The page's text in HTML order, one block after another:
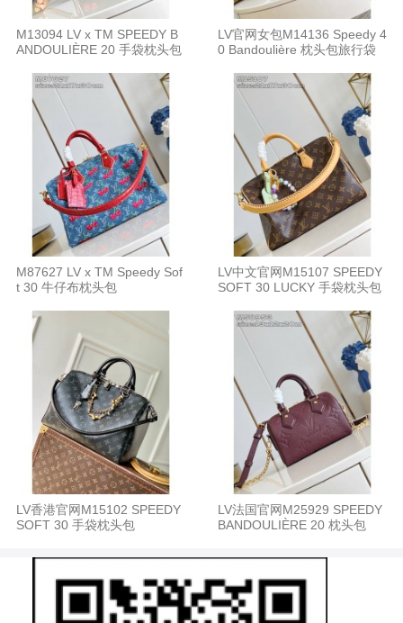
M13094 LV x TM SPEEDY B
ANDOULIÈRE 20 手袋枕头包
LV官网女包M14136 Speedy 4
0 Bandoulière 枕头包旅行袋
M87627 LV x TM Speedy Sof
t 30 牛仔布枕头包
LV中文官网M15107 SPEEDY
SOFT 30 LUCKY 手袋枕头包
LV香港官网M15102 SPEEDY
SOFT 30 手袋枕头包
LV法国官网M25929 SPEEDY
BANDOULIÈRE 20 枕头包